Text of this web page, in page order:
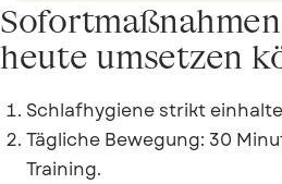
heute umsetzen
Schlafhygiene strikt
Tägliche Bewegung: 30
Training.